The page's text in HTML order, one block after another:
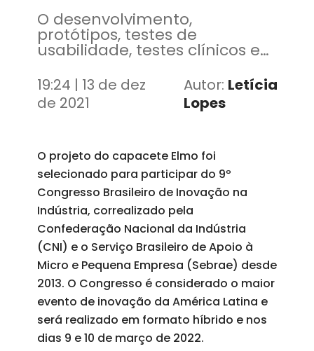
O desenvolvimento,
protótipos, testes de
usabilidade, testes clínicos e
Elmo foram feitos no Instituto
Senai de Tecnologia (IST) e no
Senai Jacarecanga
19:24 | 13 de dez
de 2021
Autor: Letícia
Lopes
O projeto do capacete Elmo foi
selecionado para participar do 9º
Congresso Brasileiro de Inovação na
Indústria, correalizado pela
Confederação Nacional da Indústria
(CNI) e o Serviço Brasileiro de Apoio à
Micro e Pequena Empresa (Sebrae) desde
2013. O Congresso é considerado o maior
evento de inovação da América Latina e
será realizado em formato híbrido e nos
dias 9 e 10 de março de 2022.